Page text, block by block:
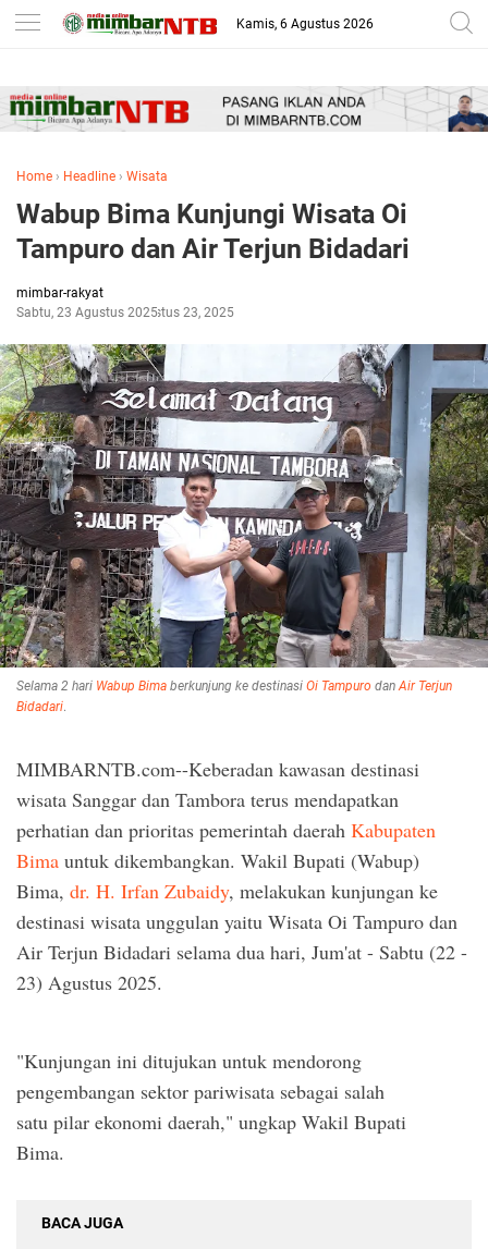
-->
Kamis, 6 Agustus 2026
Home › Headline › Wisata
Wabup Bima Kunjungi Wisata Oi
Tampuro dan Air Terjun Bidadari
mimbar-rakyat
Sabtu, 23 Agustus 2025Agustus 23, 2025
Selama 2 hari Wabup Bima berkunjung ke destinasi Oi Tampuro dan Air Terjun
Bidadari.
MIMBARNTB.com--Keberadan kawasan destinasi
wisata Sanggar dan Tambora terus mendapatkan
perhatian dan prioritas pemerintah daerah Kabupaten
Bima untuk dikembangkan. Wakil Bupati (Wabup)
Bima, dr. H. Irfan Zubaidy, melakukan kunjungan ke
destinasi wisata unggulan yaitu Wisata Oi Tampuro dan
Air Terjun Bidadari selama dua hari, Jum'at - Sabtu (22 -
23) Agustus 2025.
"Kunjungan ini ditujukan untuk mendorong
pengembangan sektor pariwisata sebagai salah
satu pilar ekonomi daerah," ungkap Wakil Bupati
Bima.
BACA JUGA